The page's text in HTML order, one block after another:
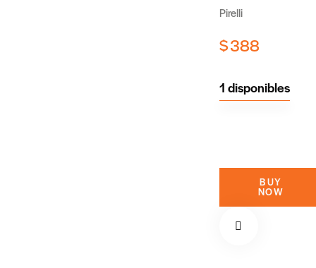
Pirelli
$388
1 disponibles
BUY
NOW